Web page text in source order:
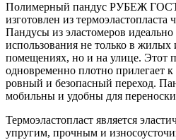
Полимерный пандус РУБЕЖ
изготовлен из термоэластопласта
Пандусы из эластомеров идеально
использования не только в
помещениях, но и на улице. Этот
одновременно плотно прилегает к
ровный и безопасный переход.
мобильны и удобны для
Термоэластопласт является
упругим, прочным и